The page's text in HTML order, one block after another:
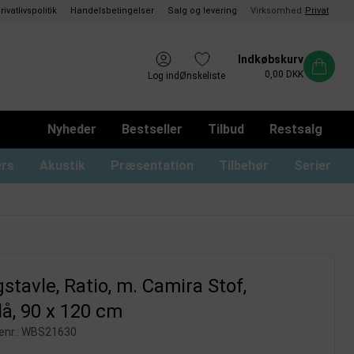
Handelsbetingelser Salg og levering Virksomhed Privat
Log ind Ønskeliste
Indkøbskurv
0,00 DKK
Nyheder Bestseller Tilbud Restsalg
Akustik Præsentation Tilbehør Serier
Ratio, m. Camira Stof,
90 x 120 cm
WBS21630